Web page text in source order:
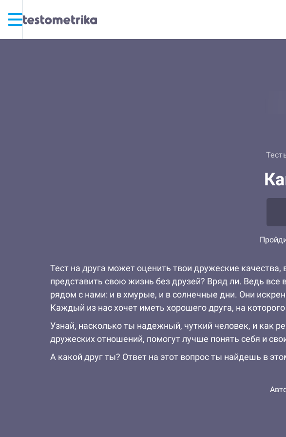
Тест на друга может оценить твои дружеские
представить свою жизнь без друзей? Вряд ли. Ведь
рядом с нами: и в хмурые, и в солнечные дни. Они
Каждый из нас хочет иметь хорошего друга, на
Узнай, насколько ты надежный, чуткий человек, и как
дружеских отношений, помогут лучше понять себя и
А какой друг ты? Ответ на этот вопрос ты найдешь в